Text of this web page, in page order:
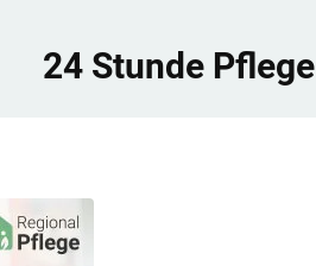
24 Stunde Pflege